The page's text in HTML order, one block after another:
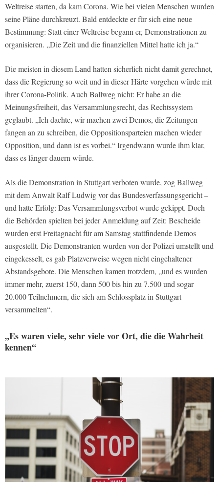
Weltreise starten, da kam Corona. Wie bei vielen Menschen wurden
seine Pläne durchkreuzt. Bald entdeckte er für sich eine neue
Bestimmung: Statt einer Weltreise begann er, Demonstrationen zu
organisieren. „Die Zeit und die finanziellen Mittel hatte ich ja.“
Die meisten in diesem Land hatten sicherlich nicht damit gerechnet,
dass die Regierung so weit und in dieser Härte vorgehen würde mit
ihrer Corona-Politik. Auch Ballweg nicht: Er habe an die
Meinungsfreiheit, das Versammlungsrecht, das Rechtssystem
geglaubt. „Ich dachte, wir machen zwei Demos, die Zeitungen
fangen an zu schreiben, die Oppositionsparteien machen wieder
Opposition, und dann ist es vorbei.“ Irgendwann wurde ihm klar,
dass es länger dauern würde.
Als die Demonstration in Stuttgart verboten wurde, zog Ballweg
mit dem Anwalt Ralf Ludwig vor das Bundesverfassungsgericht –
und hatte Erfolg: Das Versammlungsverbot wurde gekippt. Doch
die Behörden spielten bei jeder Anmeldung auf Zeit: Bescheide
wurden erst Freitagnacht für am Samstag stattfindende Demos
ausgestellt. Die Demonstranten wurden von der Polizei umstellt und
eingekesselt, es gab Platzverweise wegen nicht eingehaltener
Abstandsgebote. Die Menschen kamen trotzdem, „und es wurden
immer mehr, zuerst 150, dann 500 bis hin zu 7.500 und sogar
20.000 Teilnehmern, die sich am Schlossplatz in Stuttgart
versammelten“.
„Es waren viele, sehr viele vor Ort, die die Wahrheit
kennen“